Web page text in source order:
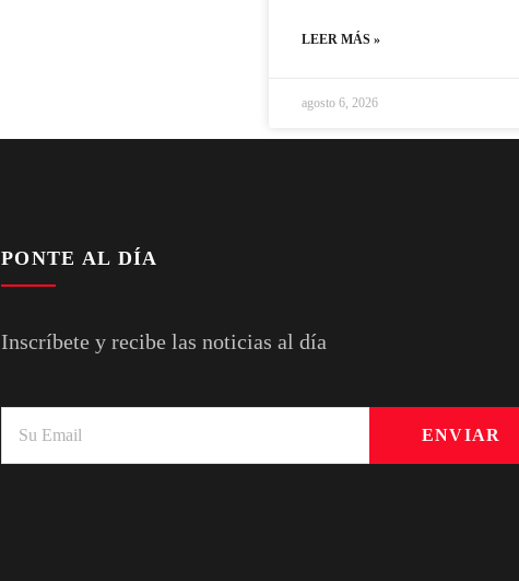
LEER MÁS »
agosto 6, 2026
PONTE AL DÍA
Inscríbete y recibe las noticias al día
ENVIAR